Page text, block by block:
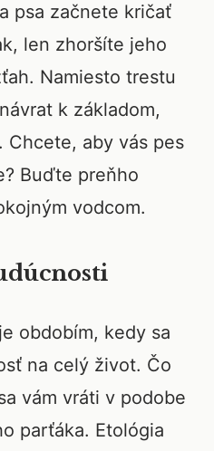
psa začnete kričať
len zhoršíte jeho
Namiesto trestu
k základom,
Chcete, aby vás pes
Buďte preňho
vodcom.
obdobím, kedy sa
na celý život. Čo
vám vráti v podobe
parťáka. Etológia